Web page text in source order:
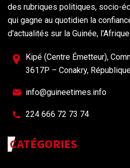
des rubriques politiques, socio-
qui gagne au quotidien la
d'actualités sur la Guinée,
Kipé (Centre Émetteur),
3617P – Conakry,
info@guineetimes.info
224 666 72 73 74
CATÉGORIES